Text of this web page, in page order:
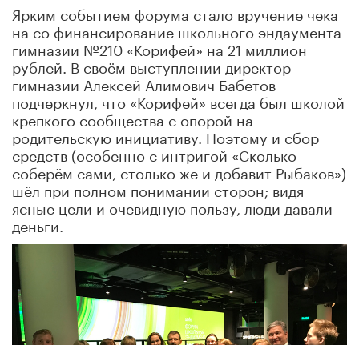
Ярким событием форума стало вручение чека
на со финансирование школьного эндаумента
гимназии №210 «Корифей» на 21 миллион
рублей. В своём выступлении директор
гимназии Алексей Алимович Бабетов
подчеркнул, что «Корифей» всегда был школой
крепкого сообщества с опорой на
родительскую инициативу. Поэтому и сбор
средств (особенно с интригой «Сколько
соберём сами, столько же и добавит Рыбаков»)
шёл при полном понимании сторон; видя
ясные цели и очевидную пользу, люди давали
деньги.